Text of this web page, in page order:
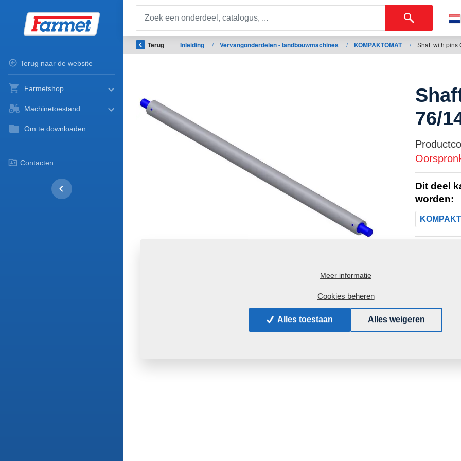
Terug naar de website
Farmetshop
Machinetoestand
Om te downloaden
Contacten
Terug Inleiding / Vervangonderdelen - landbouwmachines / KOMPAKTOMAT / Shaft with pins
76/
Dit deel
worden:
Meer informatie
Cookies beheren
Alles toestaan Alles weigeren